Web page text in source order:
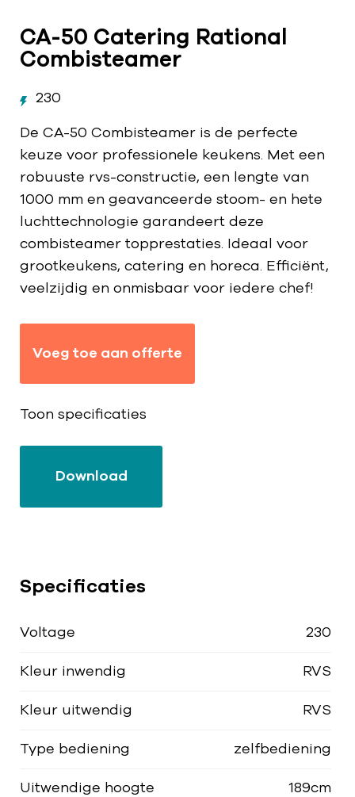
CA-50 Catering Rational
Combisteamer
230
De CA-50 Combisteamer is de perfecte
keuze voor professionele keukens. Met een
robuuste rvs-constructie, een lengte van
1000 mm en geavanceerde stoom- en hete
luchttechnologie garandeert deze
combisteamer topprestaties. Ideaal voor
grootkeukens, catering en horeca. Efficiënt,
veelzijdig en onmisbaar voor iedere chef!
Voeg toe aan offerte
Toon specificaties
Download
Specificaties
Voltage 230
Kleur inwendig RVS
Kleur uitwendig RVS
Type bediening zelfbediening
Uitwendige hoogte 189cm